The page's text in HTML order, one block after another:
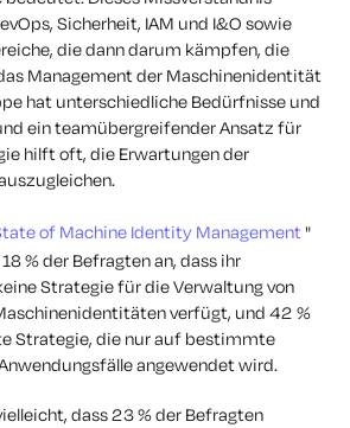
Sicherheit, IAM und I&O sowie
die dann darum kämpfen, die
Management der Maschinenidentität
hat unterschiedliche Bedürfnisse und
ein teamübergreifender Ansatz für
hilft oft, die Erwartungen der
of Machine Identity Management"
% der Befragten an, dass ihr
Strategie für die Verwaltung von
verfügt, und 42 %
Strategie, die nur auf bestimmte
angewendet wird.
dass 23 % der Befragten